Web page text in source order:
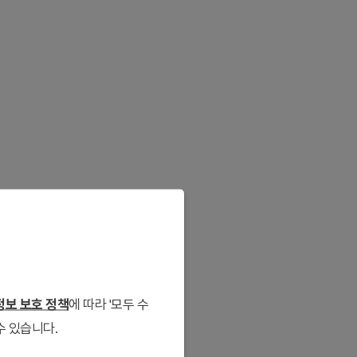
보 보호 정책에 따라 '모두 수
있습니다.